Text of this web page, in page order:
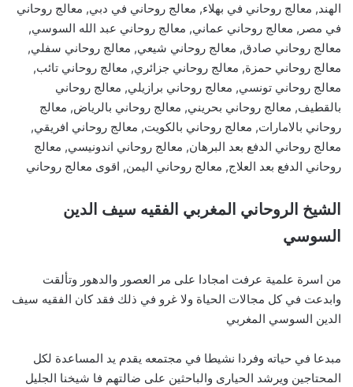
الهند, معالج روحاني في بهلاء, معالج روحاني في دبي, معالج روحاني
في مصر, معالج روحاني عماني, معالج روحاني عبد الله السوسي,
معالج روحاني صادق, معالج روحاني شيعي, معالج روحاني سفلي,
معالج روحاني حمزة, معالج روحاني جزائري, معالج روحاني تائب,
معالج روحاني تونسي, معالج روحاني برازيلي, معالج روحاني
بالقطيف, معالج روحاني بحريني, معالج روحاني بالرياض, معالج
روحاني بالامارات, معالج روحاني بالكويت, معالج روحاني افريقي,
معالج روحاني الدفع بعد البرهان, معالج روحاني اندونيسي, معالج
روحاني الدفع بعد العلاج, معالج روحاني اليمن, اقوى معالج روحاني
الشيخ الروحاني المغربي الفقيه سيف الدين
السوسي
من اسرة علمية عرفت امجادا على مر العصور والدهور وتألقت
وابدعت في كل مجالات الحياة ولا غرو في ذلك فقد كان الفقيه سيف
الدين السوسي المغربي
مبدعا في حياته وفردا نشيطا في مجتمعه يقدم يد المساعدة لكل
المحتاجين ويرشد الحيارى والباحثين على ضالتهم فا شيخنا الجليل